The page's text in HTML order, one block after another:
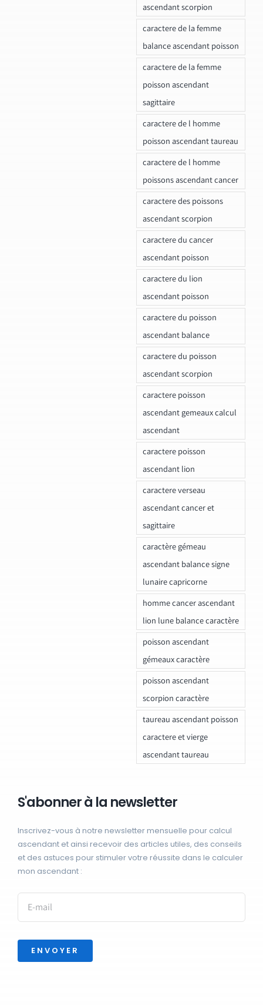
ascendant scorpion
caractere de la femme
balance ascendant poisson
caractere de la femme
poisson ascendant
sagittaire
caractere de l homme
poisson ascendant taureau
caractere de l homme
poissons ascendant cancer
caractere des poissons
ascendant scorpion
caractere du cancer
ascendant poisson
caractere du lion
ascendant poisson
caractere du poisson
ascendant balance
caractere du poisson
ascendant scorpion
caractere poisson
ascendant gemeaux calcul
ascendant
caractere poisson
ascendant lion
caractere verseau
ascendant cancer et
sagittaire
caractère gémeau
ascendant balance signe
lunaire capricorne
homme cancer ascendant
lion lune balance caractère
poisson ascendant
gémeaux caractère
poisson ascendant
scorpion caractère
taureau ascendant poisson
caractere et vierge
ascendant taureau
S'abonner à la newsletter
Inscrivez-vous à notre newsletter mensuelle pour calcul
ascendant et ainsi recevoir des articles utiles, des conseils
et des astuces pour stimuler votre réussite dans le calculer
mon ascendant :
ENVOYER